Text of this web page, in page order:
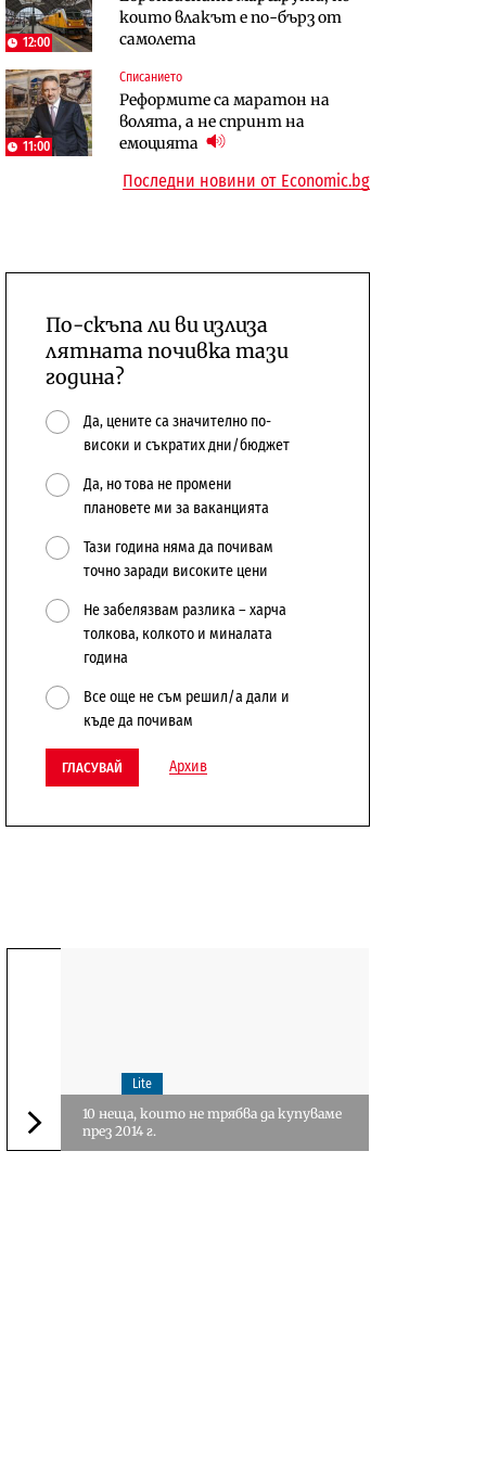
12:00
които влакът е по-бърз от
самолета
11:00
Списанието
Реформите са маратон на
волята, а не спринт на
емоцията
сушата продължи
Държавният ТЕЦ „Марица
изток 2“ работи с 5 блока
предстои?
„Ендуросат“ ще строи огромен
космически и отбранителен
център в Доброславци
Последни новини от Economic.bg
По-скъпа ли ви излиза
лятната почивка тази
година?
Да, цените са значително по-
високи и съкратих дни/бюджет
Да, но това не промени
плановете ми за ваканцията
Тази година няма да почивам
точно заради високите цени
Не забелязвам разлика – харча
толкова, колкото и миналата
година
Все още не съм решил/а дали и
къде да почивам
ГЛАСУВАЙ Архив
Следваща новина
Lite
10 неща, които не трябва да купуваме
през 2014 г.